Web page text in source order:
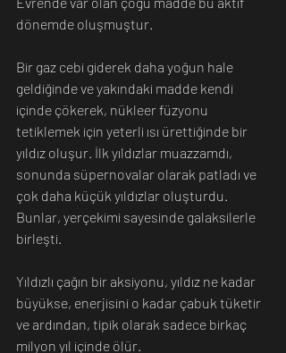
dönemde oluşmuştur.
Bir gaz cebi giderek daha yoğun hale
geldiğinde ve yakındaki madde kendi
içinde çökerek, nükleer füzyonu
tetiklemek için yeterli ısı ürettiğinde bir
yıldız oluşur. İlk yıldızlar muazzamdı,
sonunda süpernovalar olarak patladı ve
çok daha küçük yıldızlar oluşturdu.
Bunlar, yerçekimi sayesinde galaksilerle
birleşti.
Yıldızlı çağın bir aksiyonu, yıldız ne kadar
büyükse, enerjisini o kadar çabuk tüketir
ve ardından, tipik olarak sadece birkaç
milyon yıl içinde ölür.